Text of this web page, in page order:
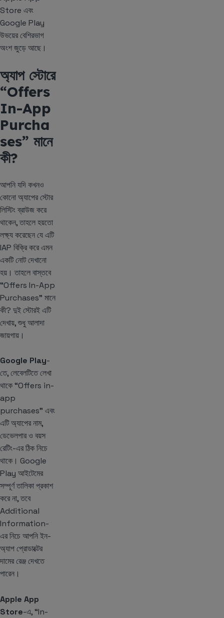
Store এবং
Google Play
উভয়ের বেশিরভাগ
অংশ জুড়ে আছে।
অ্যাপ স্টোরে
“Offers
In-App
Purcha
ses” মানে
কী?
আপনি যদি কখনও
কোনো অ্যাপের স্টোর
লিস্টিং ব্রাউজ করে
থাকেন, তাহলে হয়তো
লক্ষ্য করেছেন যে এটি
IAP বিক্রি করে এমন
একটি নোট দেখানো
হয়। তাহলে বাস্তবে
“Offers In-App
Purchases” মানে
কী? দুই স্টোরই এটি
দেখায়, শুধু আলাদা
জায়গায়।
Google Play-
তে, লেবেলটিতে লেখা
থাকে “Offers in-
app
purchases” এবং
এটি অ্যাপের নাম,
ডেভেলপার ও বয়স
রেটিং-এর ঠিক নিচে
থাকে। Google
Play আইটেমের
সম্পূর্ণ তালিকা প্রকাশ
করে না, তবে
Additional
Information-
এর নিচে আপনি ইন-
অ্যাপ প্রোডাক্টের
দামের রেঞ্জ দেখতে
পারেন।
Apple App
Store-এ, “In-